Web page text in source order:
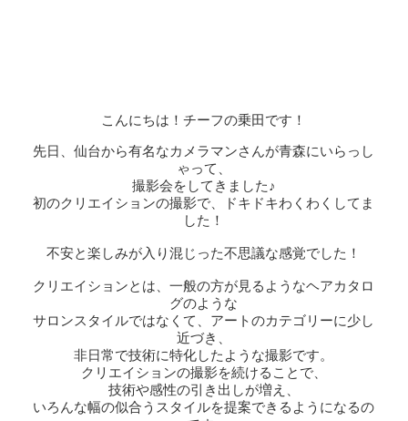
こんにちは！チーフの乗田です！
先日、仙台から有名なカメラマンさんが青森にいらっし
ゃって、
撮影会をしてきました♪
初のクリエイションの撮影で、ドキドキわくわくしてま
した！
不安と楽しみが入り混じった不思議な感覚でした！
クリエイションとは、一般の方が見るようなヘアカタロ
グのような
サロンスタイルではなくて、アートのカテゴリーに少し
近づき、
非日常で技術に特化したような撮影です。
クリエイションの撮影を続けることで、
技術や感性の引き出しが増え、
いろんな幅の似合うスタイルを提案できるようになるの